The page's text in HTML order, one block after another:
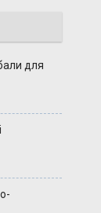
для